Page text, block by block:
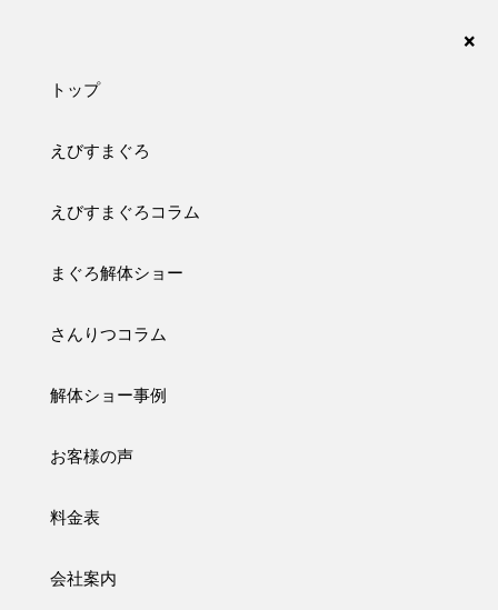
×
トップ
えびすまぐろ
えびすまぐろコラム
まぐろ解体ショー
さんりつコラム
解体ショー事例
お客様の声
料金表
会社案内
さんりつコラム
2026/05/23 ブログ
皆様こんにちは！！
ご招待客の皆様にはサプライズだった為、会場スタッフと
まぐろ入刀や大トロでファーストバイトもしていただき